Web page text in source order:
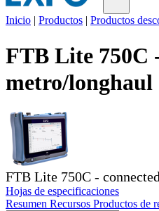
Productos
Soluciones
Asistencia
Servicios
Cómo
comprar
Recursos
Contacto
RegistrarseIniciar
sesión
Inicio | Productos | Productos
FTB Lite 750C
metro/
FTB Lite 750C -
Hojas de especificaciones
Resumen Recursos Productos de